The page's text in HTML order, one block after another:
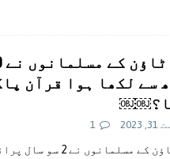
سے لکھا ہوا قرآن
1
کیپ ٹاؤن کے